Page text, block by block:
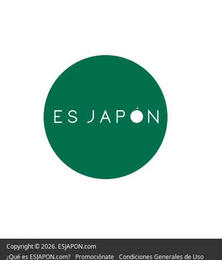
Copyright © 2026. ESJAPON.com
¿Qué es ESJAPON.com?
Promociónate Condiciones Generales de Uso